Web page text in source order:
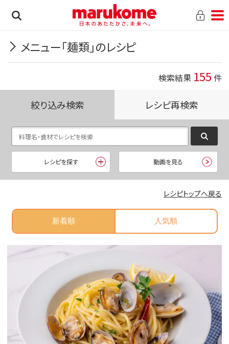
メニュー「麺類」のレシピ
検索結果 155 件
絞り込み検索 レシピ再検索
レシピを探す 動画を見る
レシピトップへ戻る
新着順 人気順